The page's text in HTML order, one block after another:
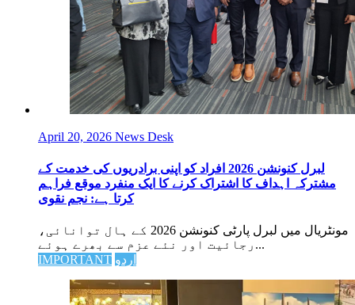
April 20, 2026 News Desk
لبرل کنونشن 2026 افراد کو اپنی برادریوں کی خدمت کے
مشترکہ اہداف کا اشتراک کرنے کا ایک منفرد موقع فراہم
کرتا ہے: نجم نقوی
مونٹریال میں لبرل پارٹی کنونشن 2026 کے ہال توانائی،
رجائیت اور نئے عزم سے بھرے ہوئے...
IMPORTANT اردو